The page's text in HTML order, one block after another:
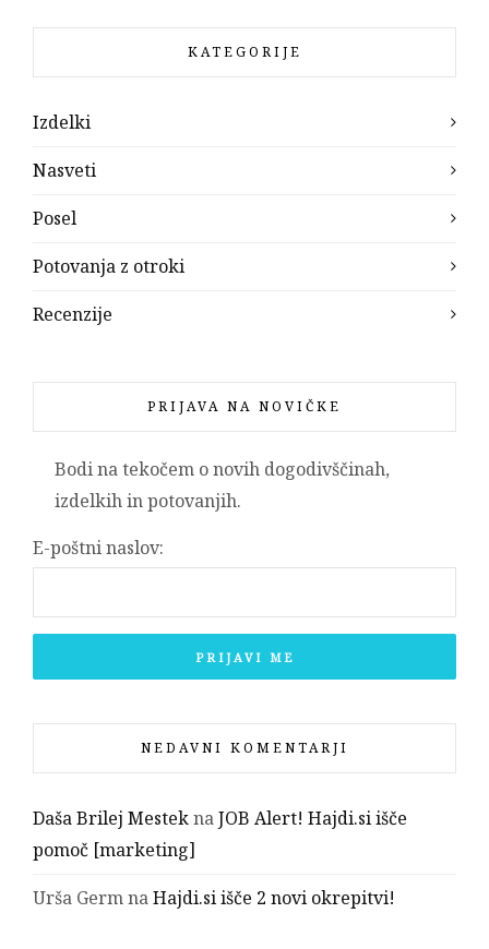
KATEGORIJE
Izdelki
Nasveti
Posel
Potovanja z otroki
Recenzije
PRIJAVA NA NOVIČKE
Bodi na tekočem o novih dogodivščinah,
izdelkih in potovanjih.
E-poštni naslov:
NEDAVNI KOMENTARJI
Daša Brilej MesteknaJOB Alert! Hajdi.si išče
pomoč [marketing]
Urša GermnaHajdi.si išče 2 novi okrepitvi!